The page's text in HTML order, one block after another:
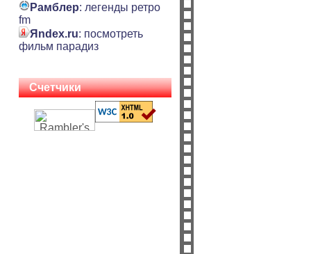
Рамблер: легенды ретро
fm
Яndex.ru: посмотреть
фильм парадиз
Счетчики